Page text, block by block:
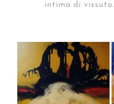
intima di vissuto.